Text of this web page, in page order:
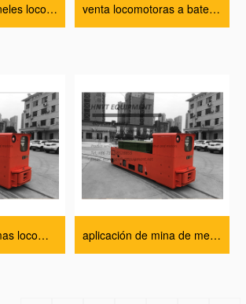
aplicación en túneles locomotora precio venta locomotoras a batería especificación técnica
a prueba de llamas locomotoras en minería Fábrica aplicación de mina de metal locomotora minería Fábrica